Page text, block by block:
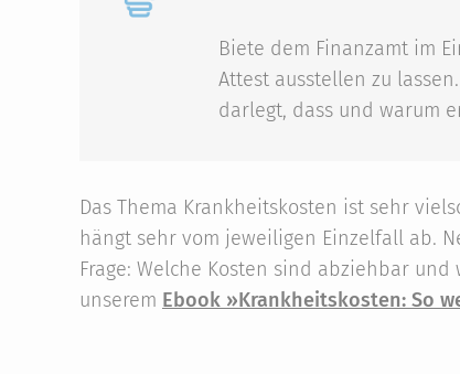
Biete dem Finanzamt im
Attest ausstellen zu
darlegt, dass und warum
Das Thema Krankheitskosten ist sehr
hängt sehr vom jeweiligen Einzelfall ab.
Frage: Welche Kosten sind abziehbar
unserem Ebook »Krankheitskosten: So